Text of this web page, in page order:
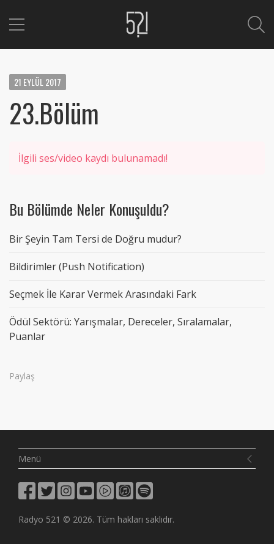
21 EYLÜL 2017
23.Bölüm
İlgili ses/video kaydı bulunamadı!
Bu Bölümde Neler Konuşuldu?
Bir Şeyin Tam Tersi de Doğru mudur?
Bildirimler (Push Notification)
Seçmek İle Karar Vermek Arasındaki Fark
Ödül Sektörü: Yarışmalar, Dereceler, Sıralamalar,
Puanlar
Paylaş
Menü
Radyo 521 © 2026. Tüm hakları saklıdır.